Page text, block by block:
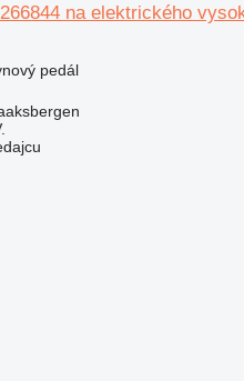
na elektrického
pedál